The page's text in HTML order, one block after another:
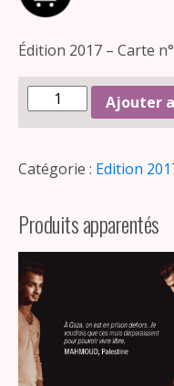
Édition 2017 – Carte
Ajouter
Catégorie : Edition
Produits apparentés